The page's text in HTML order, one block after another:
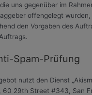
uns gegenüber im
offengelegt wurden,
den Vorgaben des
Spam-Prüfung
nutzt den Dienst
60 29th Street #343, San